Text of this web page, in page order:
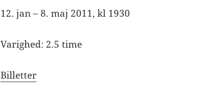
12. jan – 8. maj 2011, kl 1930
Varighed: 2.5 time
Billetter